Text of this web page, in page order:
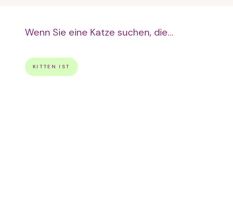
Wenn Sie eine Katze suchen, die...
KITTEN IST